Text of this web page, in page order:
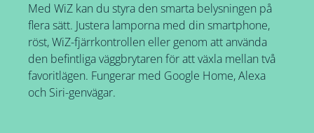
Med WiZ kan du styra den smarta belysningen på
flera sätt. Justera lamporna med din smartphone,
röst, WiZ-fjärrkontrollen eller genom att använda
den befintliga väggbrytaren för att växla mellan två
favoritlägen. Fungerar med Google Home, Alexa
och Siri-genvägar.